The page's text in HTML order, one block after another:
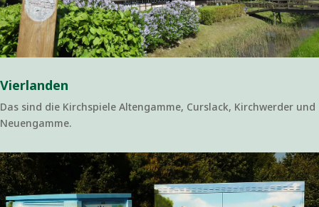
Vierlanden
Das sind die Kirchspiele Altengamme, Curslack, Kirchwerder und
Neuengamme.